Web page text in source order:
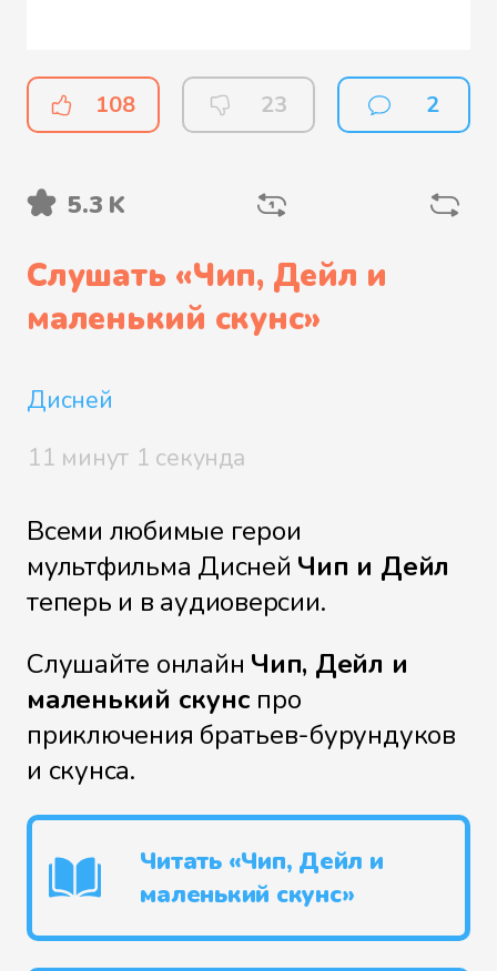
108 23 2
5.3 K
Слушать «Чип, Дейл и
маленький скунс»
Дисней
11 минут 1 секунда
Всеми любимые герои
мультфильма Дисней Чип и Дейл
теперь и в аудиоверсии.
Слушайте онлайн Чип, Дейл и
маленький скунс про
приключения братьев-бурундуков
и скунса.
Читать «Чип, Дейл и
маленький скунс»